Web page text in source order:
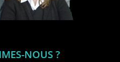
NOUS ?